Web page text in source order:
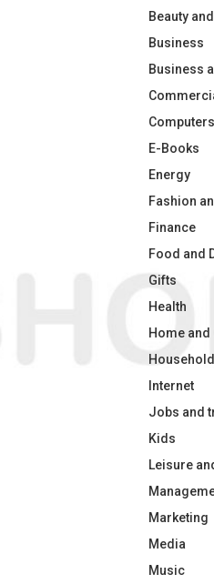
Beauty
Business
Business
E-Books
Energy
Fashion
Finance
Food and
Gifts
Health
Home and
Household
Internet
Jobs and
Kids
Leisure
Marketing
Media
Music